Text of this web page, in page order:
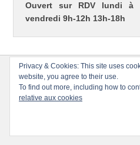
Ouvert sur RDV lundi à
vendredi 9h-12h 13h-18h
Florian BECK-
Privacy & Cookies: This site uses
website, you agree to their use.
To find out more, including how to
relative aux cookies